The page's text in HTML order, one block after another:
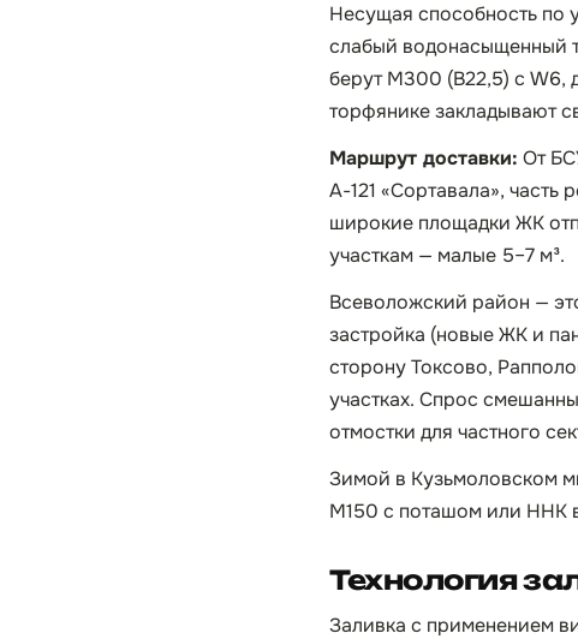
Несущая способность по
слабый водонасыщенный
берут М300 (B22,5) с W6,
торфянике закладывают
Маршрут доставки: От
А-121 «Сортавала»,
широкие площадки ЖК
участкам — малые 5–7 м³.
Всеволожский район —
застройка (новые ЖК и
сторону Токсово,
участках. Спрос
отмостки для частного
Зимой в Кузьмоловском
М150 с поташом или ННК
Технология
Заливка с применением